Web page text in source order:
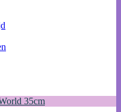
35cm